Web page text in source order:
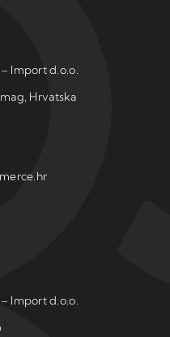
Import d.o.o.
Hrvatska
Import d.o.o.